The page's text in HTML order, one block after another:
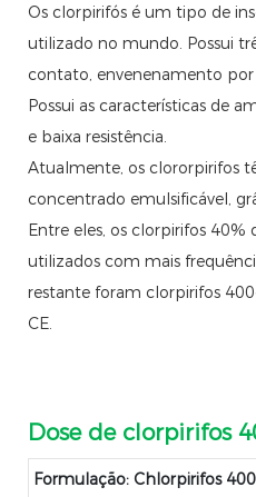
Os clorpirifós é um tipo de
utilizado no mundo. Possui
contato, envenenamento
Possui as características de
e baixa resistência.
Atualmente, os clororpirifos
concentrado emulsificável,
Entre eles, os clorpirifos 40%
utilizados com mais
restante foram clorpirifos
CE.
Dose de clorpirifos
Formulação: Chlorpirifos